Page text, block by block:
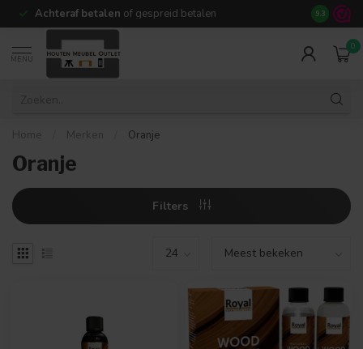
Achteraf betalen of gespreid betalen 14 dagen
9.3
MENU
0
Home Merken Oranje
Oranje
Filters